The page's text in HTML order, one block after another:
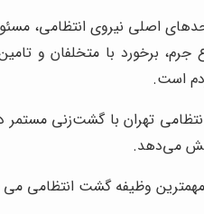
اصلی نیروی انتظامی،
برخورد با متخلفان و
است.
تهران با گشت‌زنی مستمر
می‌دهد.
وظیفه گشت انتظامی می